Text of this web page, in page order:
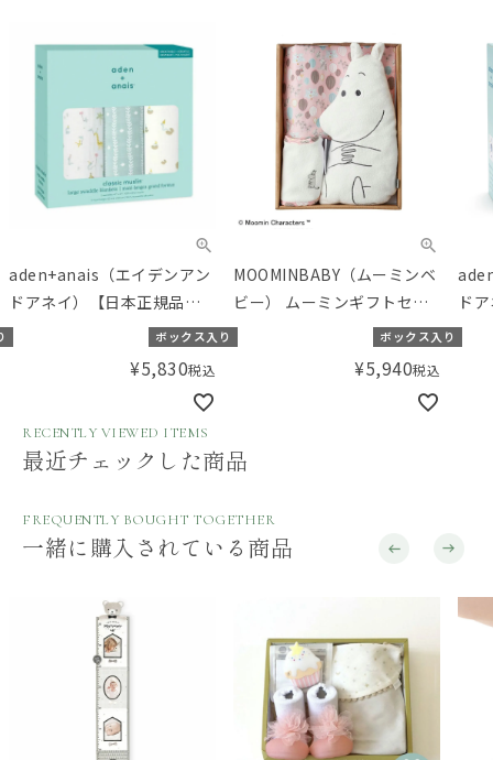
aden+anais（エイデンアン
ドアネイ）【日本正規品】
モスリンコットン おくるみ3
枚セット イヤーオブザスネ
イク year of the snake 3pk
swaddle【数量限定！2025
年の干支のかわいいスネー
ク柄】
ボックス入り
¥5,830税込
MOOMINBABY（ムーミンベ
ビー） ムーミンギフトセッ
ト ベーシック ピンクボックス入り
¥5,940税込
ド
お
RECENTLY VIEWED ITEMS
最近チェックした商品
FREQUENTLY BOUGHT TOGETHER
一緒に購入されている商品